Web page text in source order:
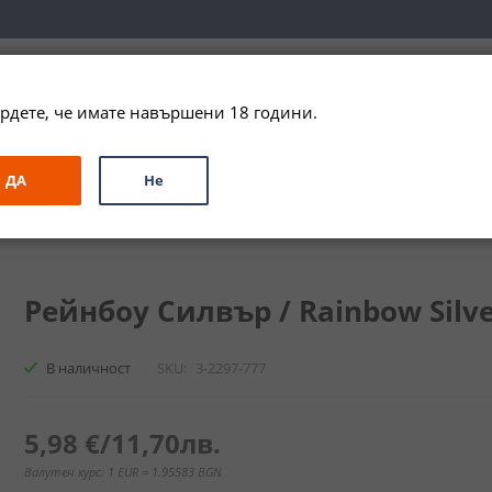
ЗА ПОДАРЪК ПРОМО СПЕЦИАЛНИ ПРЕДЛОЖЕНИЯ
/ Rainbow Silver Todoroff
Рейнбоу Силвър / Rainbow
В наличност SKU 3-2297-777
5,98 €/11,70лв.
Валутен курс: 1 EUR = 1.95583 BGN
че имате навършени 18 години.
ДА Не